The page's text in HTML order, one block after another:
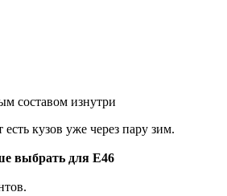
составом изнутри
кузов уже через пару зим.
выбрать для E46